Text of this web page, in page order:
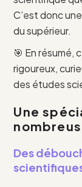
C’est donc
du supérieur.
🎯 En
rigoureux,
des études
Une
Des